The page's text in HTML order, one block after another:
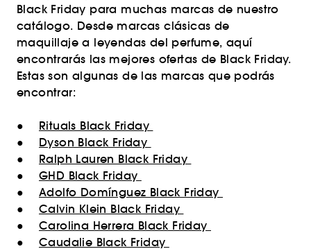
Black Friday para muchas marcas de nuestro
catálogo. Desde marcas clásicas de
maquillaje a leyendas del perfume, aquí
encontrarás las mejores ofertas de Black Friday.
Estas son algunas de las marcas que podrás
encontrar:
● Rituals Black Friday
● Dyson Black Friday
● Ralph Lauren Black Friday
● GHD Black Friday
● Adolfo Domínguez Black Friday
● Calvin Klein Black Friday
● Carolina Herrera Black Friday
● Caudalie Black Friday